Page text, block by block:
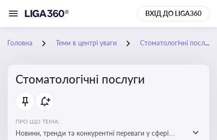
ВХІД ДО LIGA360
Головна Теми в центрі уваги Стоматологічні послуги
Стоматологічні послуги
ПРО ЩО ТЕМА:
Новини, тренди та конкурентні переваги у сфері